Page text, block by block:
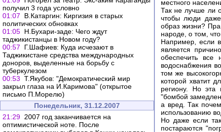
получил 3 года условно
01:07
В.Катаргин: Киргизия в старых
политических обновках
01:05 Н.Бухари-заде: Чего ждут
таджикистанцы в Новом году?
00:57
Г.Шафиев: Куда исчезают в
Таджикистане средства международных
доноров, выделенные на борьбу с
туберкулезом
00:53 Т.Якубов: "Демократический мир
закрыл глаза на И.Каримова" (открытое
письмо П.Морелю)
Понедельник, 31.12.2007
21:29 2007 год заканчивается на
оптимистической ноте. После
местного
Так не лучше ли
чтобы люди
образ жизни?
народе, о том,
Например, если
является
обеспечить все
водоснабжения
том же
которой хватит
региону. Но эта
"бомбой
а вред. Так
использованию
Но даже если
постараются